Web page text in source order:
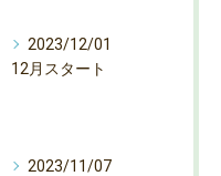
2023/12/01
12月スタート
2023/11/07